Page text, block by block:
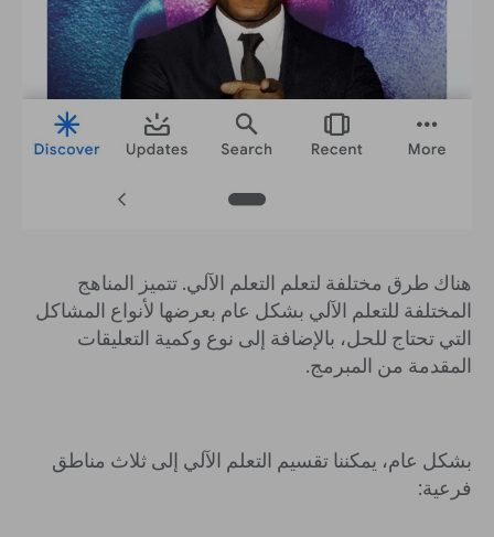
هناك طرق مختلفة لتعلم التعلم الآلي. تتميز المناهج
المختلفة للتعلم الآلي بشكل عام بعرضها لأنواع المشاكل
التي تحتاج للحل، بالإضافة إلى نوع وكمية التعليقات
المقدمة من المبرمج.
بشكل عام، يمكننا تقسيم التعلم الآلي إلى ثلاث مناطق
فرعية: